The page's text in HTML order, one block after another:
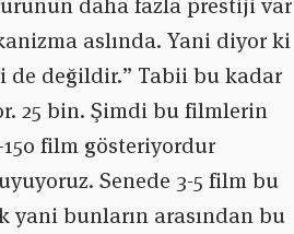
aslında. Yani diyor ki
de değildir.” Tabii bu kadar
25 bin. Şimdi bu filmlerin
film gösteriyordur
Senede 3-5 film bu
yani bunların arasından bu